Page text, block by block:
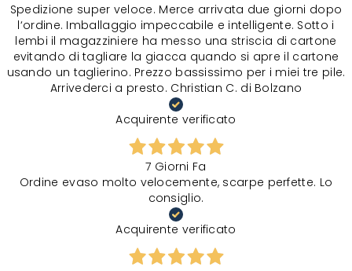
Spedizione super veloce. Merce arrivata due giorni dopo
l‘ordine. Imballaggio impeccabile e intelligente. Sotto i
lembi il magazziniere ha messo una striscia di cartone
evitando di tagliare la giacca quando si apre il cartone
usando un taglierino. Prezzo bassissimo per i miei tre pile.
Arrivederci a presto. Christian C. di Bolzano
Acquirente verificato
7 Giorni Fa
Ordine evaso molto velocemente, scarpe perfette. Lo
consiglio.
Acquirente verificato